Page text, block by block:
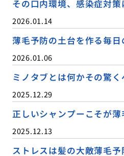
その口内環境、感染症対策
2026.01.14
薄毛予防の土台を作る毎日
2026.01.06
ミノタブとは何かその驚
2025.12.29
正しいシャンプーこそが
2025.12.13
ストレスは髪の大敵薄毛